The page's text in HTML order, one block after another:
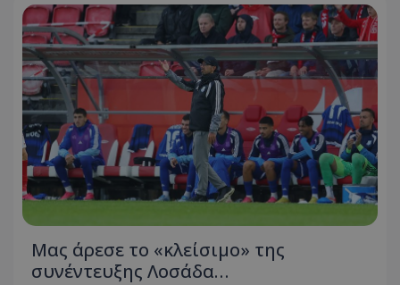
Μας άρεσε το «κλείσιμο» της
συνέντευξης Λοσάδα…